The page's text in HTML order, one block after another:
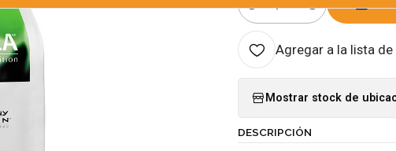
Cantidad
Agregar a la lista
Mostrar stock de
DESCRIPCIÓN